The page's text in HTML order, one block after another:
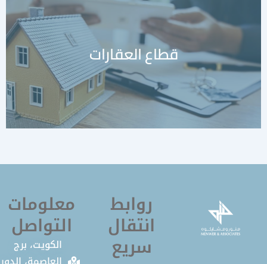
قطاع المناقصات والمزايدات
الخاصة
معرفة المزيد
معلومات
التواصل
الكويت، برج
روابط
انتقال
سريع